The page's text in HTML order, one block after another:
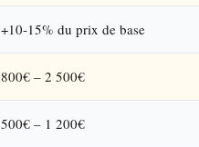
+10-15% du prix de base
800€ – 2 500€
500€ – 1 200€